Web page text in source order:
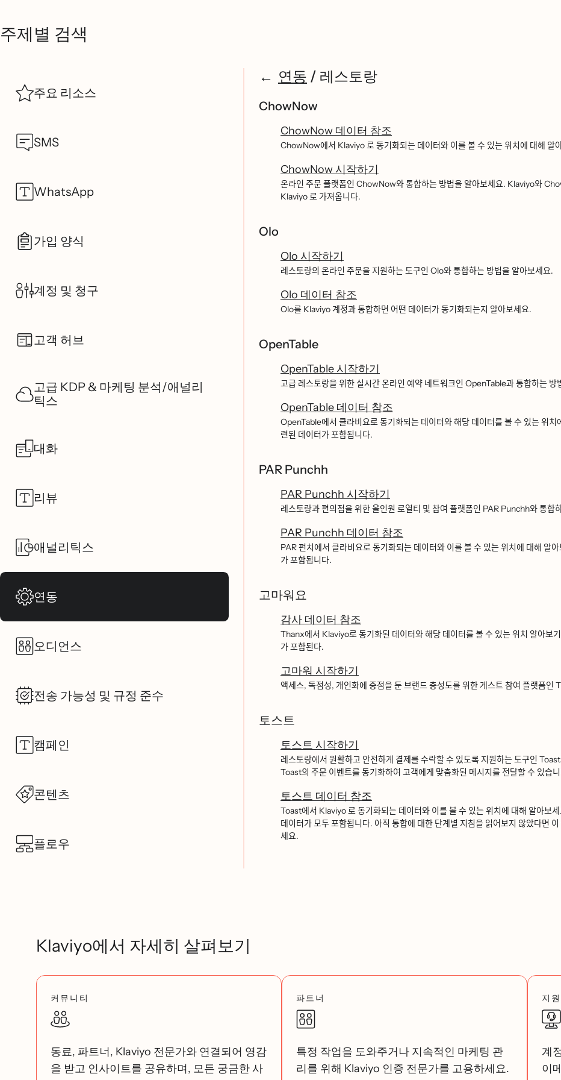
주제별 검색
주요 리소스
SMS
WhatsApp
가입 양식
계정 및 청구
고객 허브
고급 KDP & 마케팅 분석/애널리
틱스
대화
리뷰
애널리틱스
연동
오디언스
전송 가능성 및 규정 준수
캠페인
콘텐츠
플로우
연동 / 레스토랑
ChowNow
ChowNow 데이터 참조
ChowNow에서 Klaviyo 로 동기화되는 데이터와 이를 볼 수 있는 위치에 대해
ChowNow 시작하기
온라인 주문 플랫폼인 ChowNow와 통합하는 방법을 알아보세요. Klaviyo와
Klaviyo 로 가져옵니다.
Olo
Olo 시작하기
레스토랑의 온라인 주문을 지원하는 도구인 Olo와 통합하는 방법을 알아보세요.
Olo 데이터 참조
Olo를 Klaviyo 계정과 통합하면 어떤 데이터가 동기화되는지 알아보세요.
OpenTable
OpenTable 시작하기
고급 레스토랑을 위한 실시간 온라인 예약 네트워크인 OpenTable과 통합하는
OpenTable 데이터 참조
OpenTable에서 클라비요로 동기화되는 데이터와 해당 데이터를 볼 수 있는
련된 데이터가 포함됩니다.
PAR Punchh
PAR Punchh 시작하기
레스토랑과 편의점을 위한 올인원 로열티 및 참여 플랫폼인 PAR Punchh와
PAR Punchh 데이터 참조
PAR 펀치에서 클라비요로 동기화되는 데이터와 이를 볼 수 있는 위치에 대해
가 포함됩니다.
고마워요
감사 데이터 참조
Thanx에서 Klaviyo로 동기화된 데이터와 해당 데이터를 볼 수 있는 위치 알아보기
가 포함된다.
고마워 시작하기
액세스, 독점성, 개인화에 중점을 둔 브랜드 충성도를 위한 게스트 참여
토스트
토스트 시작하기
레스토랑에서 원활하고 안전하게 결제를 수락할 수 있도록 지원하는
Toast의 주문 이벤트를 동기화하여 고객에게 맞춤화된 메시지를 전달할 수
토스트 데이터 참조
Toast에서 Klaviyo 로 동기화되는 데이터와 이를 볼 수 있는 위치에 대해
데이터가 모두 포함됩니다. 아직 통합에 대한 단계별 지침을 읽어보지
세요.
Klaviyo에서 자세히 살펴보기
커뮤니티
동료, 파트너, Klaviyo 전문가와 연결되어 영감
을 받고 인사이트를 공유하며, 모든 궁금한 사
파트너
특정 작업을 도와주거나 지속적인 마케팅 관
리를 위해 Klaviyo 인증 전문가를 고용하세요.
지원
계
이